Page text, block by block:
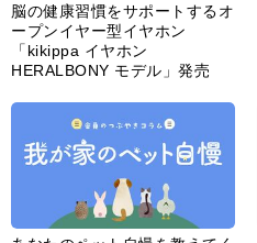
脳の健康習慣をサポートするオ
ープンイヤー型イヤホン
「kikippa イヤホン
HERALBONY モデル」発売